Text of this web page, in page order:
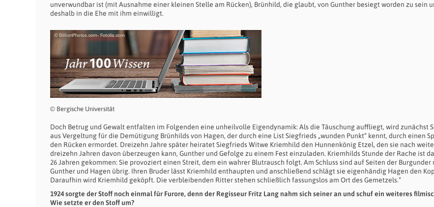
unverwundbar ist (mit Ausnahme einer kleinen Stelle am Rücken), Brünhild, die glaubt, von Gunther besiegt worden zu sein
deshalb in die Ehe mit ihm einwilligt.
© Bergische Universität
Doch Betrug und Gewalt entfalten im Folgenden eine unheilvolle Eigendynamik: Als die Täuschung auffliegt, wird zunächst
aus Vergeltung für die Demütigung Brünhilds von Hagen, der durch eine List Siegfrieds „wunden Punkt“ kennt, durch einen
den Rücken ermordet. Dreizehn Jahre später heiratet Siegfrieds Witwe Kriemhild den Hunnenkönig Etzel, den sie nach
dreizehn Jahren davon überzeugen kann, Gunther und Gefolge zu einem Fest einzuladen. Kriemhilds Stunde der Rache ist
26 Jahren gekommen: Sie provoziert einen Streit, dem ein wahrer Blutrausch folgt. Am Schluss sind auf Seiten der Burgunder
Gunther und Hagen übrig. Ihren Bruder lässt Kriemhild enthaupten und anschließend schlägt sie eigenhändig Hagen den
Daraufhin wird Kriemhild geköpft. Die verbleibenden Ritter stehen schließlich fassungslos am Ort des Gemetzels.“
1924 sorgte der Stoff noch einmal für Furore, denn der Regisseur Fritz Lang nahm sich seiner an und schuf ein weiteres
Wie setzte er den Stoff um?